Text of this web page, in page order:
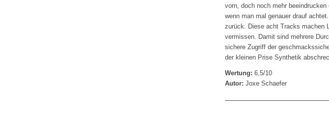
vorn, doch noch mehr
wenn man mal genauer drauf
zurück. Diese acht Tracks machen
vermissen. Damit sind mehrere
sichere Zugriff der
der kleinen Prise Synthetik
Wertung: 6,5/10
Autor: Joxe Schaefer